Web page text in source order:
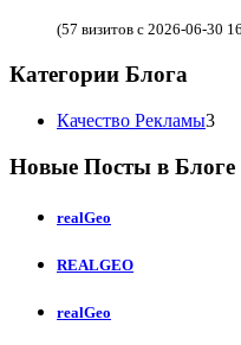
(57 визитов с 2026-06-30
Категории Блога
Качество Рекламы3
Новые Посты в Блоге
realGeo
REALGEO
realGeo